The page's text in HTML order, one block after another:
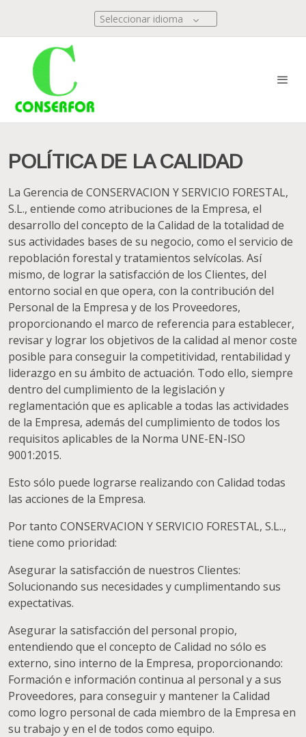
Seleccionar idioma
POLÍTICA DE LA CALIDAD
La Gerencia de CONSERVACION Y SERVICIO FORESTAL,
S.L., entiende como atribuciones de la Empresa, el
desarrollo del concepto de la Calidad de la totalidad de
sus actividades bases de su negocio, como el servicio de
repoblación forestal y tratamientos selvícolas. Así
mismo, de lograr la satisfacción de los Clientes, del
entorno social en que opera, con la contribución del
Personal de la Empresa y de los Proveedores,
proporcionando el marco de referencia para establecer,
revisar y lograr los objetivos de la calidad al menor coste
posible para conseguir la competitividad, rentabilidad y
liderazgo en su ámbito de actuación. Todo ello, siempre
dentro del cumplimiento de la legislación y
reglamentación que es aplicable a todas las actividades
de la Empresa, además del cumplimiento de todos los
requisitos aplicables de la Norma UNE-EN-ISO
9001:2015.
Esto sólo puede lograrse realizando con Calidad todas
las acciones de la Empresa.
Por tanto CONSERVACION Y SERVICIO FORESTAL, S.L..,
tiene como prioridad:
Asegurar la satisfacción de nuestros Clientes:
Solucionando sus necesidades y cumplimentando sus
expectativas.
Asegurar la satisfacción del personal propio,
entendiendo que el concepto de Calidad no sólo es
externo, sino interno de la Empresa, proporcionando:
Formación e información continua al personal y a sus
Proveedores, para conseguir y mantener la Calidad
como logro personal de cada miembro de la Empresa en
su trabajo y en el de todos como equipo.